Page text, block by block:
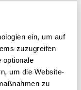
ein, um auf
zuzugreifen
optionale
um die Website-
zu
inhouse an
müssen